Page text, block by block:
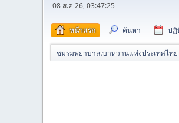
08 ส.ค 26, 03:47:25
หน้าแรก ค้นหา ปฏิ
ชมรมพยาบาลเบาหวานแห่งประเทศไทย